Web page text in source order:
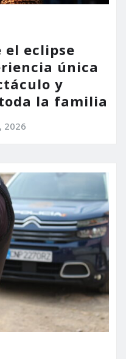
el eclipse
única
y
la familia
2026